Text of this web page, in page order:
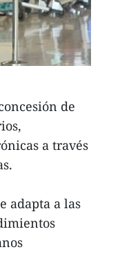
de
a través
adapta a las